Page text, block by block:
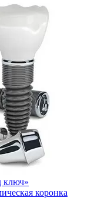
ключ»
коронка